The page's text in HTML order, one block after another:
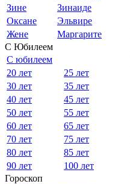
Зине
Зинаиде
Оксане
Эльвире
Жене
Маргарите
С Юбилеем
С юбилеем
20 лет
25 лет
30 лет
35 лет
40 лет
45 лет
50 лет
55 лет
60 лет
65 лет
70 лет
75 лет
80 лет
85 лет
90 лет
100 лет
Гороскоп